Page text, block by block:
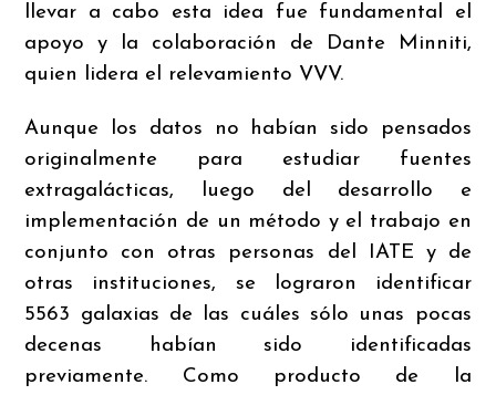
llevar a cabo esta idea fue fundamental el
apoyo y la colaboración de Dante Minniti,
quien lidera el relevamiento VVV.
Aunque los datos no habían sido pensados
originalmente para estudiar fuentes
extragalácticas, luego del desarrollo e
implementación de un método y el trabajo en
conjunto con otras personas del IATE y de
otras instituciones, se lograron identificar
5563 galaxias de las cuáles sólo unas pocas
decenas habían sido identificadas
previamente. Como producto de la